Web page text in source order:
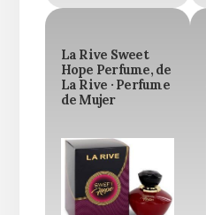
La Rive Sweet
Hope Perfume, de
La Rive · Perfume
de Mujer